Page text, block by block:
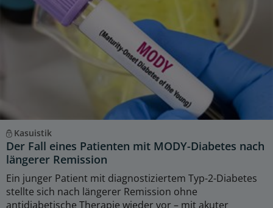
Kasuistik
Der Fall eines Patienten mit MODY-Diabetes nach
längerer Remission
Ein junger Patient mit diagnostiziertem Typ-2-Diabetes
stellte sich nach längerer Remission ohne
antidiabetische Therapie wieder vor – mit akuter